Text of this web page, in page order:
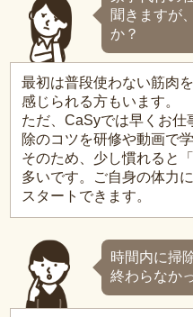
聞きますが
か？
最初は普段使わない筋肉
感じられる方もいます。
ただ、CaSyでは早くお
除のコツを研修や動画で
そのため、少し慣れると
多いです。ご自身の体力
スタートできます。
時間内に掃
終わらなか